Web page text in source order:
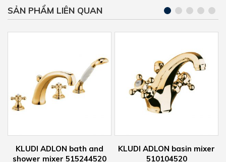
SẢN PHẨM LIÊN QUAN
KLUDI ADLON basin mixer
510104520
KLUDI ADLON basin mixer
510460520